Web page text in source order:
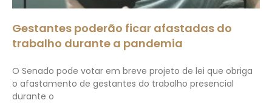
Gestantes poderão ficar afastadas do
trabalho durante a pandemia
O Senado pode votar em breve projeto de lei que obriga
o afastamento de gestantes do trabalho presencial
durante o